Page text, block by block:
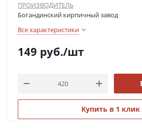
ПРОИЗВОДИТЕЛЬ
Богандинский кирпичный завод
Все характеристики
149 руб./шт
Купить в 1 клик